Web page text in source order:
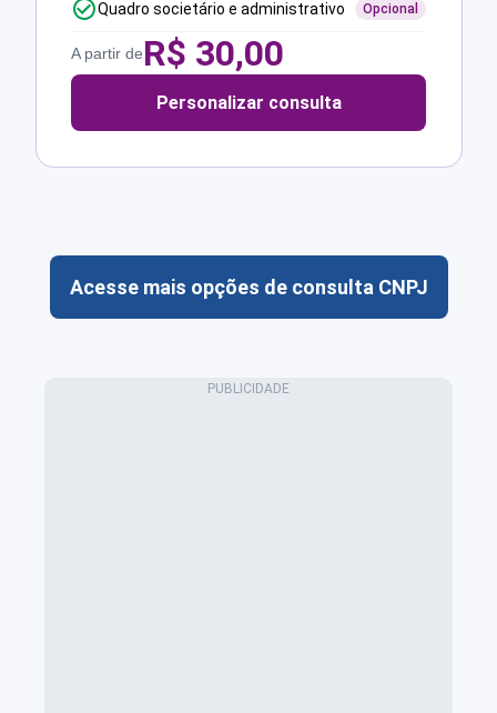
Quadro societário e administrativo Opcional
A partir deR$ 30,00
Personalizar consulta
Acesse mais opções de consulta CNPJ